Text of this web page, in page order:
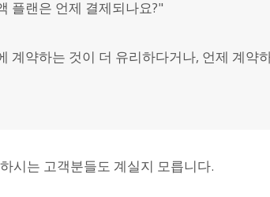
플랜은 언제 결제되나요?"
계약하는 것이 더 유리하다거나, 언제 계약
시는 고객분들도 계실지 모릅니다.